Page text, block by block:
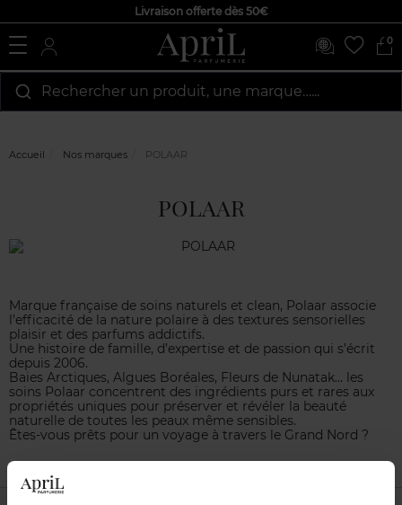
Livraison offerte dès 50€
0
Rechercher un produit, une marque…...
Accueil Nos marques POLAAR
POLAAR
Marque française de soins naturels et clean, Polaar associe
l’efficacité de la nature polaire à des textures sensorielles
plaisir et des parfums addictifs.
Une histoire de famille, d’expertise et de passion qui s’écrit
depuis 2006.
Baies Arctiques, Algues Boréales, Fleurs de Nunatak… les
soins Polaar concentrent des ingrédients purs et rares aux
propriétés uniques pour préserver et révéler la beauté
naturelle de toutes les peaux même sensibles.
Êtes-vous prêts pour un voyage à travers le Grand Nord ?